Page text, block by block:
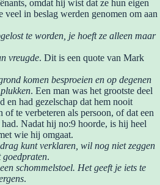
omdat hij wist dat ze hun eigen
veel in beslag werden genomen om aan
te worden, je hoeft ze alleen maar
vreugde. Dit is een quote van Mark
komen besproeien en op degenen
. Een man was het grootste deel
en had gezelschap dat hem nooit
of te verbeteren als persoon, of dat een
Nadat hij no:9 hoorde, is hij heel
wie hij omgaat.
kunt verklaren, wil nog niet zeggen
goedpraten.
schommelstoel. Het geeft je iets te
.